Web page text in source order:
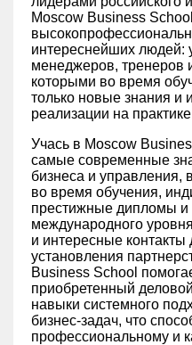
Moscow Business
интереснейших людей:
менеджеров, тренеров
которыми во время
только новые знания и
реализации на
Учась в Moscow
самые современные
бизнеса и управления,
во время обучения,
престижные дипломы
международного
и интересные
установления
Business School
приобретенный
навыки системного
бизнес-задач, что
профессиональному и